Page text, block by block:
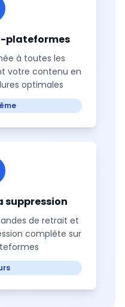
plateformes
à toutes les
votre contenu en
optimales
suppression
de retrait et
complète sur